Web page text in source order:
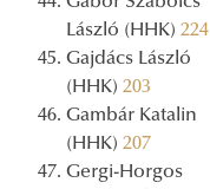
László (HHK) 224
Gajdács László
(HHK) 203
Gambár Katalin
(HHK) 207
Gergi-Horgos